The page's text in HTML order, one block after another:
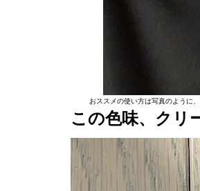
おススメの使い方は写真のように、
この色味、クリ